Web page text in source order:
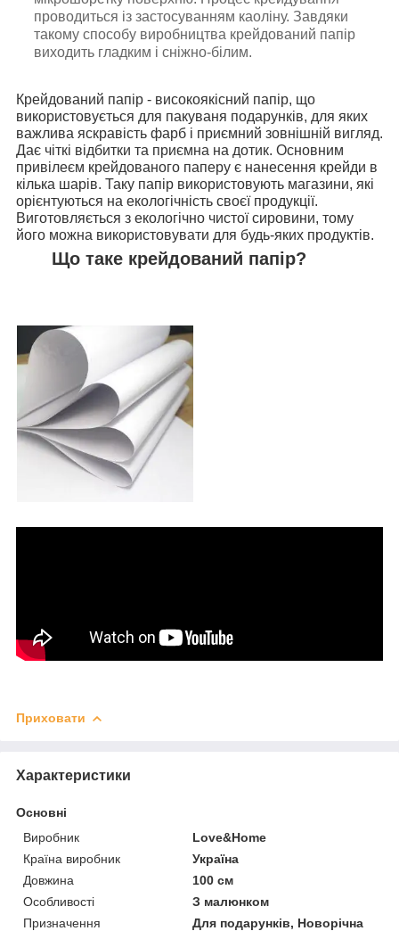
Що таке крейдований папір?
Крейдований папір - високоякісний папір, що
використовується для пакуваня подарунків, для яких
важлива яскравість фарб і приємний зовнішній вигляд.
Дає чіткі відбитки та приємна на дотик. Основним
привілеєм крейдованого паперу є нанесення крейди в
кілька шарів. Таку папір використовують магазини, які
орієнтуються на екологічність своєї продукції.
Виготовляється з екологічно чистої сировини, тому
його можна використовувати для будь-яких продуктів.
проводиться із застосуванням каоліну. Завдяки
такому способу виробництва крейдований папір
виходить гладким і сніжно-білим.
Приховати
Характеристики
Основні
Виробник
Love&Home
Країна виробник
Україна
Довжина
100 см
Особливості
З малюнком
Призначення
Для подарунків, Новорічна